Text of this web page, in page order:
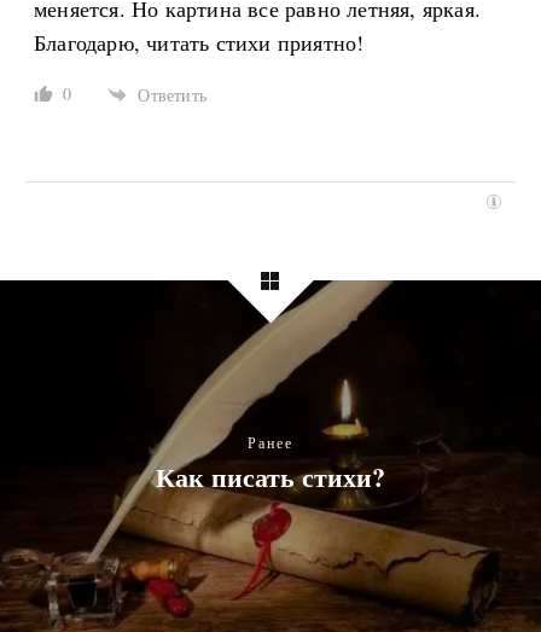
меняется. Но картина все равно летняя, яркая.
Благодарю, читать стихи приятно!
0 Ответить
Ранее
Как писать стихи?